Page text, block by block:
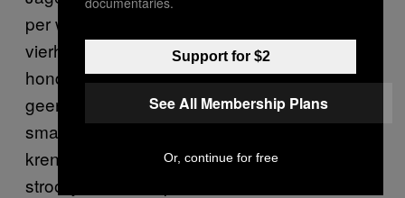
per week naar tussen de drie- en
vierhonderd. Tegenwoordig ligt het rond de
honderd. Maar wat is het nou eigenlijk? Het is
geen cake, maar ook geen brood. Uiteindelijk
smaakt het naar een soort oliebol met
krenten. De donkerbruine basterdsuiker
strooi je over een plak warme, beboterde
Support for $2
See All Membership Plans
Or, continue for free